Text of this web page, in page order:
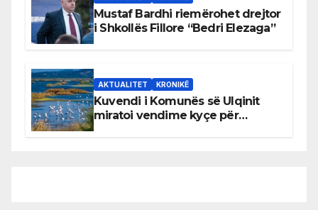
Mustaf Bardhi riemërohet drejtor
i Shkollës Fillore “Bedri Elezaga”
AKTUALITET KRONIKË
Kuvendi i Komunës së Ulqinit
miratoi vendime kyçe për